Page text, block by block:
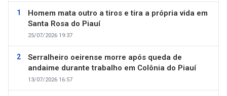
Homem mata outro a tiros e tira a própria vida em
Santa Rosa do Piauí
25/07/2026 19:37
Serralheiro oeirense morre após queda de
andaime durante trabalho em Colônia do Piauí
13/07/2026 16:57